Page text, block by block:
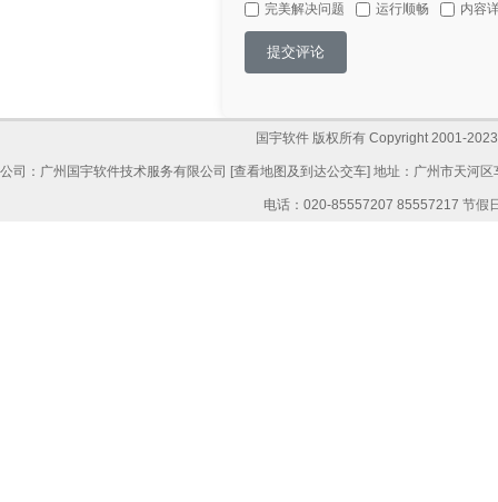
完美解决问题 运行顺畅 内容
提交评论
国宇软件 版权所有 Copyright 2001-
公司：广州国宇软件技术服务有限公司 [查看地图及到达公交车] 地址：广州市天河
电话：020-85557207 85557217 节